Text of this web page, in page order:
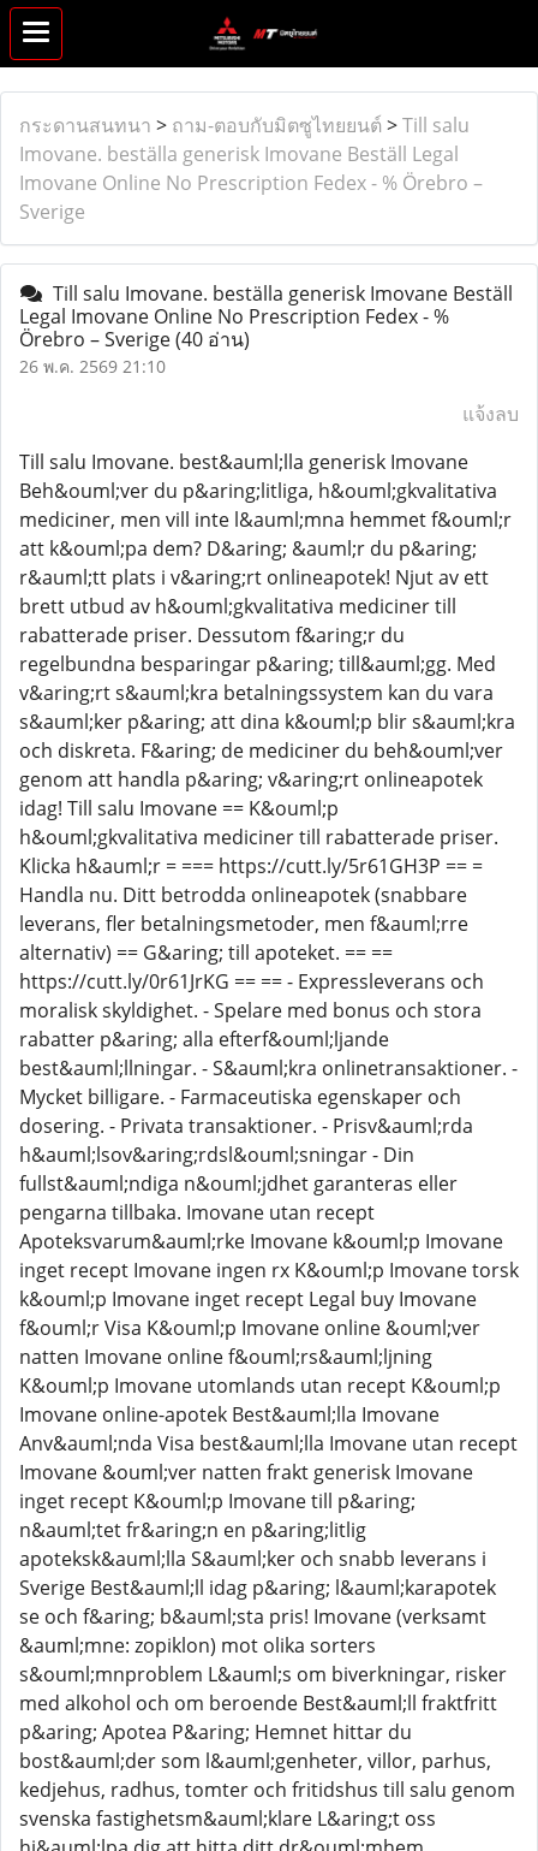
กระดานสนทนา > ถาม-ตอบกับมิตซูไทยยนต์ >Till salu
Imovane. beställa generisk Imovane Beställ Legal
Imovane Online No Prescription Fedex - % Örebro –
Sverige
Till salu Imovane. beställa generisk Imovane Beställ
Legal Imovane Online No Prescription Fedex - %
Örebro – Sverige(40 อ่าน)
26 พ.ค. 2569 21:10
แจ้งลบ
Till salu Imovane. best&auml;lla generisk Imovane
Beh&ouml;ver du p&aring;litliga, h&ouml;gkvalitativa
mediciner, men vill inte l&auml;mna hemmet f&ouml;r
att k&ouml;pa dem? D&aring; &auml;r du p&aring;
r&auml;tt plats i v&aring;rt onlineapotek! Njut av ett
brett utbud av h&ouml;gkvalitativa mediciner till
rabatterade priser. Dessutom f&aring;r du
regelbundna besparingar p&aring; till&auml;gg. Med
v&aring;rt s&auml;kra betalningssystem kan du vara
s&auml;ker p&aring; att dina k&ouml;p blir s&auml;kra
och diskreta. F&aring; de mediciner du beh&ouml;ver
genom att handla p&aring; v&aring;rt onlineapotek
idag! Till salu Imovane == K&ouml;p
h&ouml;gkvalitativa mediciner till rabatterade priser.
Klicka h&auml;r = === https://cutt.ly/5r61GH3P == =
Handla nu. Ditt betrodda onlineapotek (snabbare
leverans, fler betalningsmetoder, men f&auml;rre
alternativ) == G&aring; till apoteket. == ==
https://cutt.ly/0r61JrKG == == - Expressleverans och
moralisk skyldighet. - Spelare med bonus och stora
rabatter p&aring; alla efterf&ouml;ljande
best&auml;llningar. - S&auml;kra onlinetransaktioner. -
Mycket billigare. - Farmaceutiska egenskaper och
dosering. - Privata transaktioner. - Prisv&auml;rda
h&auml;lsov&aring;rdsl&ouml;sningar - Din
fullst&auml;ndiga n&ouml;jdhet garanteras eller
pengarna tillbaka. Imovane utan recept
Apoteksvarum&auml;rke Imovane k&ouml;p Imovane
inget recept Imovane ingen rx K&ouml;p Imovane torsk
k&ouml;p Imovane inget recept Legal buy Imovane
f&ouml;r Visa K&ouml;p Imovane online &ouml;ver
natten Imovane online f&ouml;rs&auml;ljning
K&ouml;p Imovane utomlands utan recept K&ouml;p
Imovane online-apotek Best&auml;lla Imovane
Anv&auml;nda Visa best&auml;lla Imovane utan recept
Imovane &ouml;ver natten frakt generisk Imovane
inget recept K&ouml;p Imovane till p&aring;
n&auml;tet fr&aring;n en p&aring;litlig
apoteksk&auml;lla S&auml;ker och snabb leverans i
Sverige Best&auml;ll idag p&aring; l&auml;karapotek
se och f&aring; b&auml;sta pris! Imovane (verksamt
&auml;mne: zopiklon) mot olika sorters
s&ouml;mnproblem L&auml;s om biverkningar, risker
med alkohol och om beroende Best&auml;ll fraktfritt
p&aring; Apotea P&aring; Hemnet hittar du
bost&auml;der som l&auml;genheter, villor, parhus,
kedjehus, radhus, tomter och fritidshus till salu genom
svenska fastighetsm&auml;klare L&aring;t oss